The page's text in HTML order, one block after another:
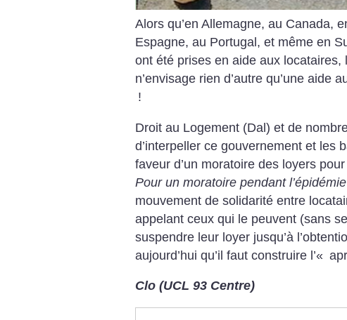
Alors qu’en Allemagne, au Canada,
Espagne, au Portugal, et même en
ont été prises en aide aux
n’envisage rien d’autre qu’une aide
!
Droit au Logement (Dal) et de
d’interpeller ce gouvernement et les
faveur d’un moratoire des loyers
Pour un moratoire pendant l’épidémie
mouvement de solidarité entre
appelant ceux qui le peuvent (sans
suspendre leur loyer jusqu’à
aujourd’hui qu’il faut construire l’«
Clo (UCL 93 Centre)